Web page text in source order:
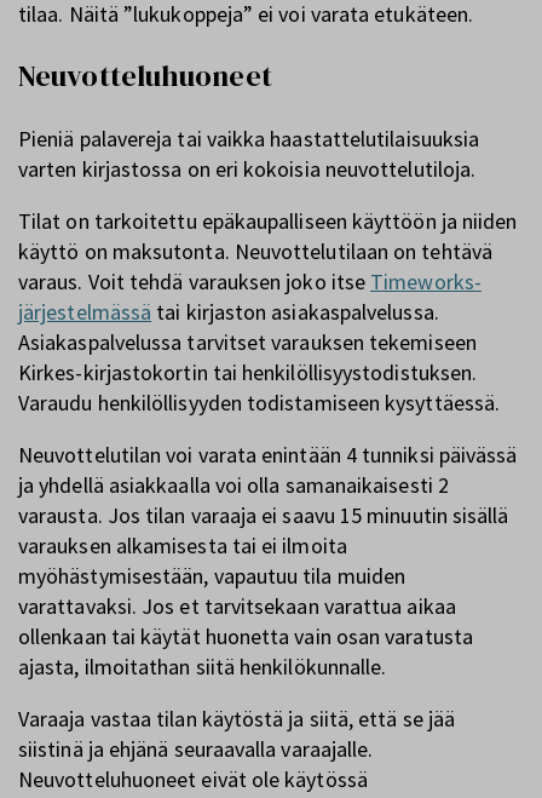
tilaa. Näitä ”lukukoppeja” ei voi varata etukäteen.
Neuvotteluhuoneet
Pieniä palavereja tai vaikka haastattelutilaisuuksia
varten kirjastossa on eri kokoisia neuvottelutiloja.
Tilat on tarkoitettu epäkaupalliseen käyttöön ja niiden
käyttö on maksutonta. Neuvottelutilaan on tehtävä
varaus. Voit tehdä varauksen joko itse Timeworks-
järjestelmässä tai kirjaston asiakaspalvelussa.
Asiakaspalvelussa tarvitset varauksen tekemiseen
Kirkes-kirjastokortin tai henkilöllisyystodistuksen.
Varaudu henkilöllisyyden todistamiseen kysyttäessä.
Neuvottelutilan voi varata enintään 4 tunniksi päivässä
ja yhdellä asiakkaalla voi olla samanaikaisesti 2
varausta. Jos tilan varaaja ei saavu 15 minuutin sisällä
varauksen alkamisesta tai ei ilmoita
myöhästymisestään, vapautuu tila muiden
varattavaksi. Jos et tarvitsekaan varattua aikaa
ollenkaan tai käytät huonetta vain osan varatusta
ajasta, ilmoitathan siitä henkilökunnalle.
Varaaja vastaa tilan käytöstä ja siitä, että se jää
siistinä ja ehjänä seuraavalla varaajalle.
Neuvotteluhuoneet eivät ole käytössä